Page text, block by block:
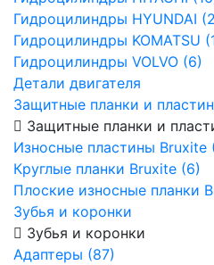
Гидроцилиндры HYUNDAI
Гидроцилиндры KOMATSU
Гидроцилиндры VOLVO (6)
Детали двигателя
Защитные планки и
Защитные планки и
Износные пластины Bruxite
Круглые планки Bruxite (6)
Плоские износные планки
Зубья и коронки
Зубья и коронки
Адаптеры (87)